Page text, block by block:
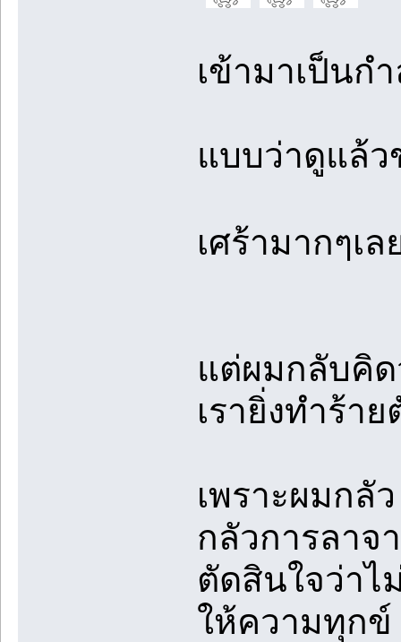
เข้ามาเป็นก
แบบว่าดูแล้ว
เศร้ามากๆเ
แต่ผมกลับคิด
เรายิ่งทำร้า
เพราะผมกลั
กลัวการลาจ
ตัดสินใจว่าไ
ให้ความทุกข์